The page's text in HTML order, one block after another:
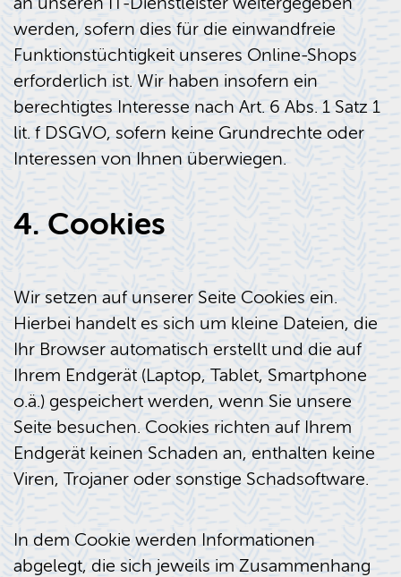
werden, sofern dies für die einwandfreie
Funktionstüchtigkeit unseres Online-Shops
erforderlich ist. Wir haben insofern ein
berechtigtes Interesse nach Art. 6 Abs. 1 Satz 1
lit. f DSGVO, sofern keine Grundrechte oder
Interessen von Ihnen überwiegen.
4. Cookies
Wir setzen auf unserer Seite Cookies ein.
Hierbei handelt es sich um kleine Dateien, die
Ihr Browser automatisch erstellt und die auf
Ihrem Endgerät (Laptop, Tablet, Smartphone
o.ä.) gespeichert werden, wenn Sie unsere
Seite besuchen. Cookies richten auf Ihrem
Endgerät keinen Schaden an, enthalten keine
Viren, Trojaner oder sonstige Schadsoftware.
In dem Cookie werden Informationen
abgelegt, die sich jeweils im Zusammenhang